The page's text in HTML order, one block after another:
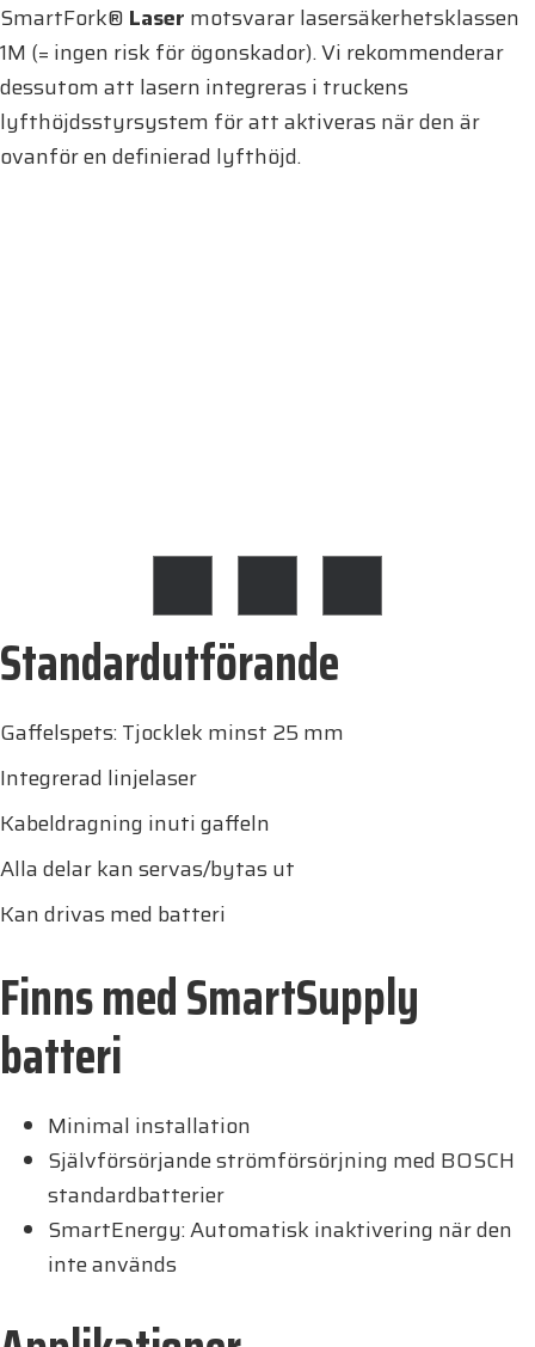
SmartFork® Laser motsvarar lasersäkerhetsklassen
1M (= ingen risk för ögonskador). Vi rekommenderar
dessutom att lasern integreras i truckens
lyfthöjdsstyrsystem för att aktiveras när den är
ovanför en definierad lyfthöjd.
Standardutförande
Gaffelspets: Tjocklek minst 25 mm
Integrerad linjelaser
Kabeldragning inuti gaffeln
Alla delar kan servas/bytas ut
Kan drivas med batteri
Finns med SmartSupply
batteri
Minimal installation
Självförsörjande strömförsörjning med BOSCH
standardbatterier
SmartEnergy: Automatisk inaktivering när den
inte används